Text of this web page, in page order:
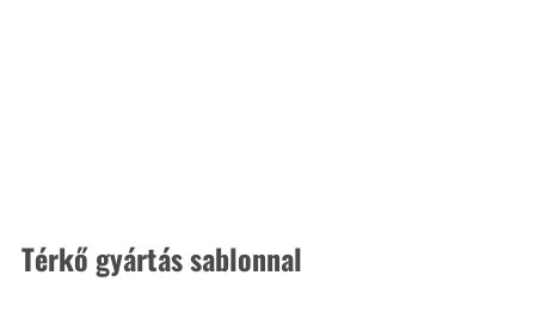
Térkő gyártás sablonnal